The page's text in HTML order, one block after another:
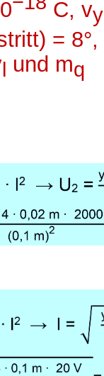
C,vy
= 8°,
und mq